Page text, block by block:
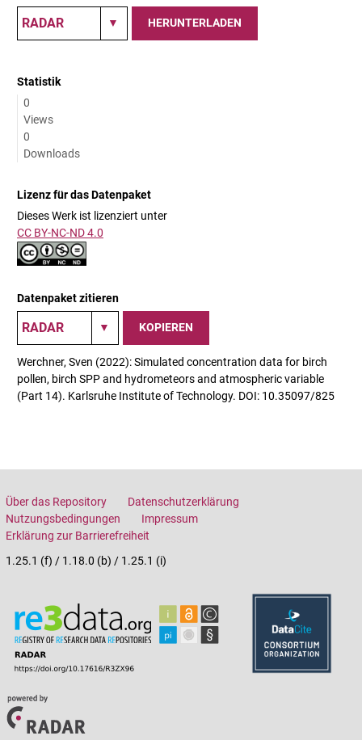
HERUNTERLADEN
Statistik
0
Views
0
Downloads
Lizenz für das Datenpaket
Dieses Werk ist lizenziert unter
CC BY-NC-ND 4.0
Datenpaket zitieren
KOPIEREN
Werchner, Sven (2022): Simulated concentration data for birch
pollen, birch SPP and hydrometeors and atmospheric variable
(Part 14). Karlsruhe Institute of Technology. DOI: 10.35097/825
Über das Repository
Datenschutzerklärung
Nutzungsbedingungen
Impressum
Erklärung zur Barrierefreiheit
1.25.1 (f) / 1.18.0 (b) / 1.25.1 (i)